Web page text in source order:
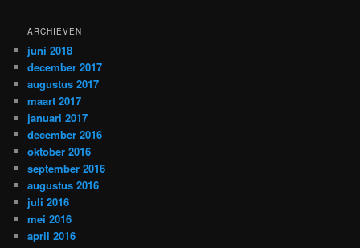
ARCHIEVEN
juni 2018
december 2017
augustus 2017
maart 2017
januari 2017
december 2016
oktober 2016
september 2016
augustus 2016
juli 2016
mei 2016
april 2016